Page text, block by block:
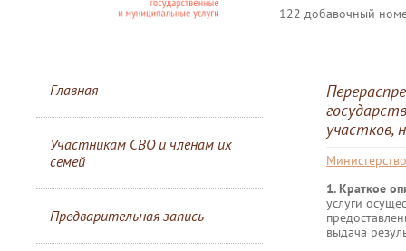
122 добавочный
Главная
Участникам СВО и членам их
семей
Предварительная запись
участков,
1. Краткое
услуги
выдача